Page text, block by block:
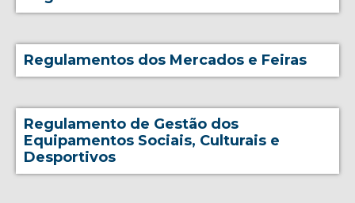
Regulamentos dos Mercados e Feiras
Regulamento de Gestão dos
Equipamentos Sociais, Culturais e
Desportivos